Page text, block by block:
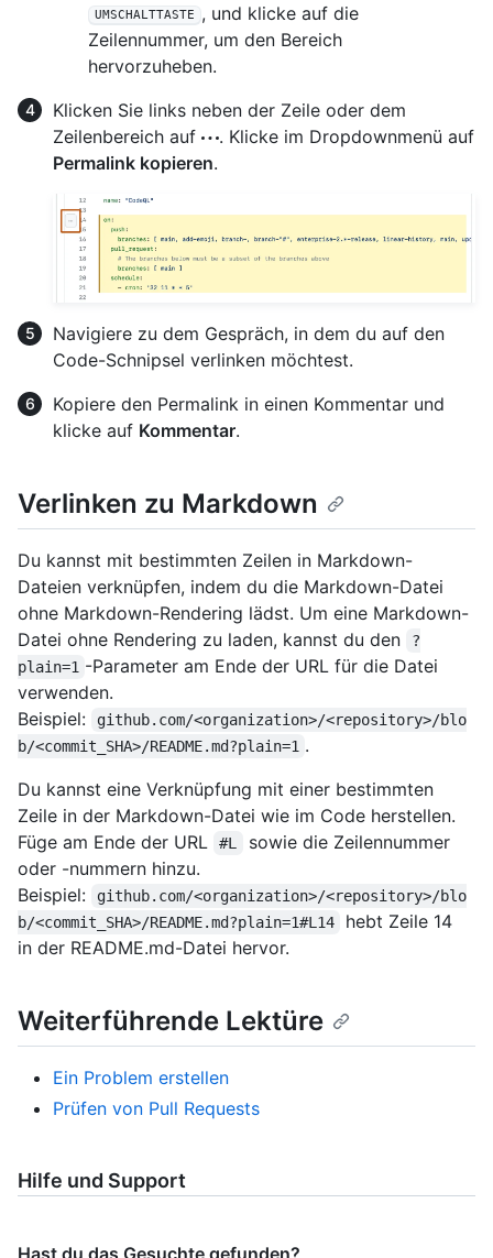
UMSCHALTTASTE
, und klicke auf die
Zeilennummer, um den Bereich
hervorzuheben.
Klicken Sie links neben der Zeile oder dem
Zeilenbereich auf
. Klicke im Dropdownmenü auf
Permalink kopieren.
Navigiere zu dem Gespräch, in dem du auf den
Code-Schnipsel verlinken möchtest.
Kopiere den Permalink in einen Kommentar und
klicke auf Kommentar.
Verlinken zu Markdown
Du kannst mit bestimmten Zeilen in Markdown-
Dateien verknüpfen, indem du die Markdown-Datei
ohne Markdown-Rendering lädst. Um eine Markdown-
Datei ohne Rendering zu laden, kannst du den
?
plain=1 -Parameter am Ende der URL für die Datei
verwenden.
Beispiel:
github.com/<organization>/<repository>/blo
b/<commit_SHA>/README.md?plain=1 .
Du kannst eine Verknüpfung mit einer bestimmten
Zeile in der Markdown-Datei wie im Code herstellen.
Füge am Ende der URL
#L
sowie die Zeilennummer
oder -nummern hinzu.
Beispiel:
github.com/<organization>/<repository>/blo
b/<commit_SHA>/README.md?plain=1#L14
hebt Zeile 14
in der README.md-Datei hervor.
Weiterführende Lektüre
Ein Problem erstellen
Prüfen von Pull Requests
Hilfe und Support